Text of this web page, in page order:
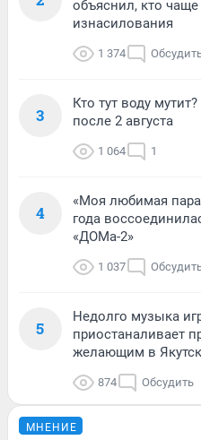
объяснил, кто
изнасилования
1 374
3
Кто тут воду
после 2 августа
1 064 1
4
«Моя любимая
года
«ДОМа-2»
1 037
5
Недолго музыка
приостаналивает
желающим в
874 Обсудить
МНЕНИЕ